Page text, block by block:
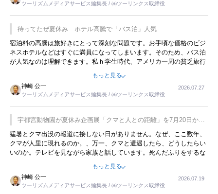
ツーリズムメディアサービス編集長 / ㈱ツーリンクス取締役
待ってたぜ夏休み ホテル高騰で「バス泊」人気
宿泊料の高騰は旅好きにとって深刻な問題です。お手頃な価格のビジ
ネスホテルなどはすぐに満員になってしまいます。そのため、バス泊
が人気なのは理解できます。私ｈ学生時代、アメリカ一周の貧乏旅行
をした時は、移動はグレイハウンドバスでした。夕方から夜の便を利
用してホテル代を浮かせていました。ただし、若いからできたことで
す。若い人が夜行バスで京都に行った、青森に行ったと聞くと、疲れ
が残らないのかなと思ってしまいます。
もっと見る
神崎 公一
ツーリズムメディアサービス編集長 / ㈱ツーリンクス取締役
2026.07.27
宇都宮動物園が夏休み企画展「クマと人との距離」を7月20日から
開催
猛暑とクマ出没の報道に接しない日がありません。なぜ、ここ数年、
クマが人里に現れるのか。、万一、クマと遭遇したら、どうしたらい
いのか。テレビを見ながら家族と話しています。死んだふりをするな
んてことは、冗談でもいえません。そんな中で、この企画展はタイム
もっと見る
神崎 公一
ツーリズムメディアサービス編集長 / ㈱ツーリンクス取締役
2026.07.19